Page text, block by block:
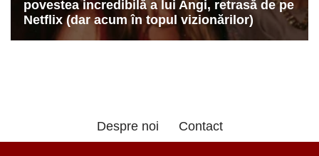
Despre noi Contact